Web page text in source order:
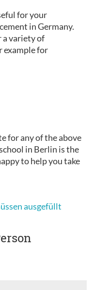
for your
in Germany.
a variety of
for
for any of the above
in Berlin is the
to help you take
ausgefüllt